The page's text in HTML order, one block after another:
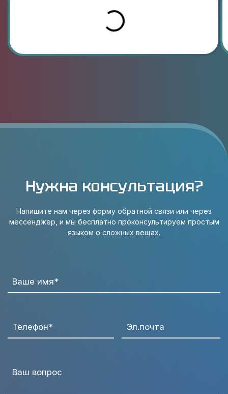
Нужна консультация?
Напишите нам через форму обратной связи или через
мессенджер, и мы бесплатно проконсультируем простым
языком о сложных вещах.
Ваше имя*
Телефон* Эл.почта
Ваш вопрос